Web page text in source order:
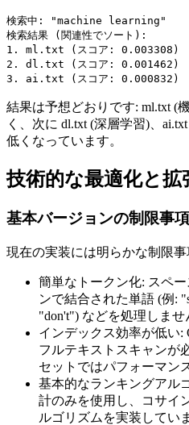
検索中: "machine learning"
検索結果 (関連性でソート):
1. ml.txt (スコア: 0.003308)
2. dl.txt (スコア: 0.001462)
結果は予想どおりです: ml.txt (
く、次に dl.txt (深層学習)、
低くなっています。
技術的な最適化と拡
基本バージョンの制限事項
現在の実装には明らかな制限事
簡単なトークン化: スペ
ンで結合された単語 (例:
"don't") などを処理しませ
インデックス効率が低い:
フルテキストスキャンが
セットではパフォーマン
基本的なランキングアル
計のみを使用し、コサイ
ルゴリズムを実装してい